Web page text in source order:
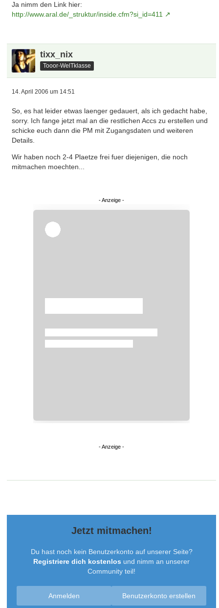
Ja nimm den Link hier:
http://www.aral.de/_struktur/inside.cfm?si_id=411
tixx_nix
Tooor-WelTklasse
14. April 2006 um 14:51
So, es hat leider etwas laenger gedauert, als ich gedacht habe,
sorry. Ich fange jetzt mal an die restlichen Accs zu erstellen und
schicke euch dann die PM mit Zugangsdaten und weiteren
Details.
Wir haben noch 2-4 Plaetze frei fuer diejenigen, die noch
mitmachen moechten...
Jetzt mitmachen!
Du hast noch kein Benutzerkonto auf unserer Seite?
Registriere dich kostenlos und nimm an unserer
Community teil!
Benutzerkonto erstellen
Anmelden